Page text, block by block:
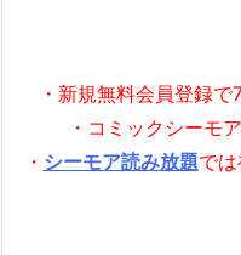
・新規無料会員登録
・コミックシーモ
・ シーモア読み放題で